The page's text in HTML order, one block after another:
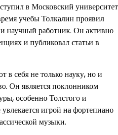
в Московский университет
учебы Толкалин проявил
научный работник. Он активно
и публиковал статьи в
в себя не только науку, но и
Он является поклонником
особенно Толстого и
игрой на фортепиано
музыки.